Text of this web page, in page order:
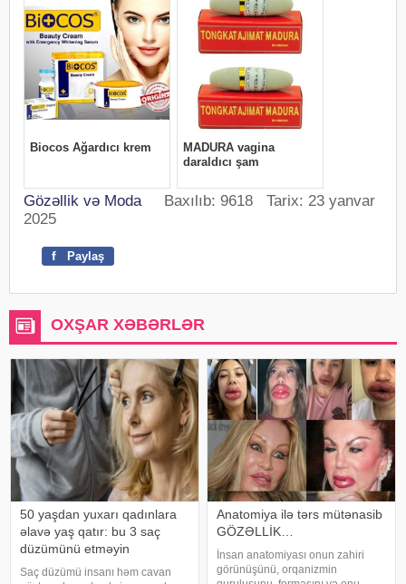
Gözəllik və Moda Baxılıb: 9618 Tarix: 23 yanvar
2025
f Paylaş
OXŞAR XƏBƏRLƏR
50 yaşdan yuxarı qadınlara
əlavə yaş qatır: bu 3 saç
düzümünü etməyin
Saç düzümü insanı həm cavan
Anatomiya ilə tərs mütənasib
GÖZƏLLİK…
İnsan anatomiyası onun zahiri
görünüşünü, orqanizmin